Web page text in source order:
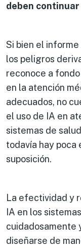
deben continuar
Si bien el
los peligros
reconoce a
en la atención
adecuados, no
el uso de IA en
sistemas de
todavía hay poca
suposición.
La efectividad y
IA en los
cuidadosamente
diseñarse de